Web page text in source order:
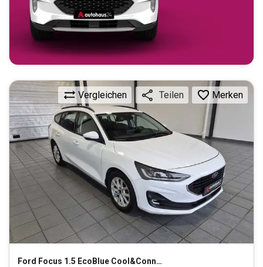
Ford Focus 1.5 EcoBlue Cool&Connect S/S (EURO 6d)
Vergleichen Teilen Merken